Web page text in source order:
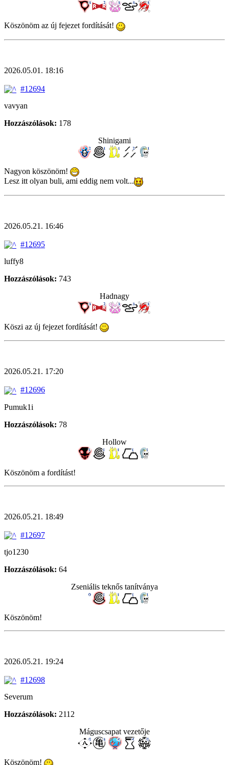
Köszönöm az új fejezet fordítását!
2026.05.01. 18:16
#12694
vavyan
Hozzászólások: 178
Shinigami
Nagyon köszönöm!
Lesz itt olyan buli, ami eddig nem volt...
2026.05.21. 16:46
#12695
luffy8
Hozzászólások: 743
Hadnagy
Köszi az új fejezet fordítását!
2026.05.21. 17:20
#12696
Pumuk1i
Hozzászólások: 78
Hollow
Köszönöm a fordítást!
2026.05.21. 18:49
#12697
tjo1230
Hozzászólások: 64
Zseniális teknős tanítványa
Köszönöm!
2026.05.21. 19:24
#12698
Severum
Hozzászólások: 2112
Máguscsapat vezetője
Köszönöm!